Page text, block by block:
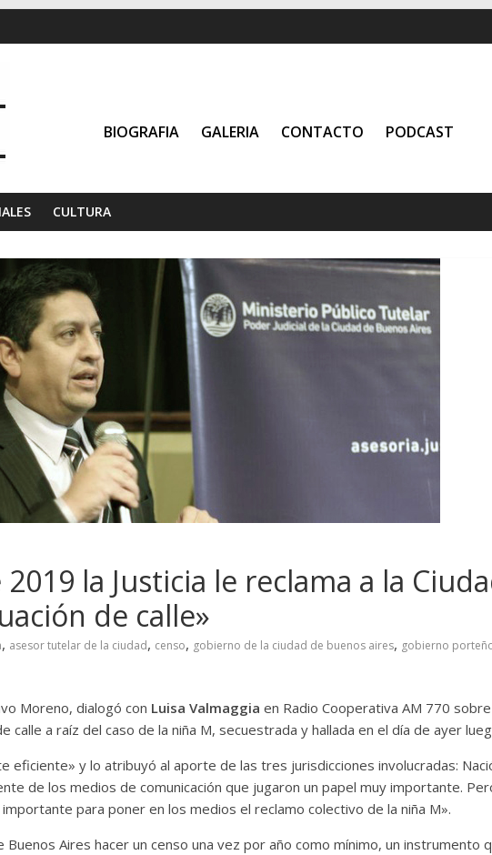
BIOGRAFIA GALERIA CONTACTO PODCAST
CULTURA
la Justicia le reclama a la
de calle»
, asesor tutelar de la ciudad, censo, gobierno de la ciudad de buenos aires, gobierno
Moreno, dialogó con Luisa Valmaggia en Radio Cooperativa AM 770
calle a raíz del caso de la niña M, secuestrada y hallada en el día de ayer
eficiente» y lo atribuyó al aporte de las tres jurisdicciones involucradas:
de los medios de comunicación que jugaron un papel muy importante.
para poner en los medios el reclamo colectivo de la niña M».
Aires hacer un censo una vez por año como mínimo, un instrumento